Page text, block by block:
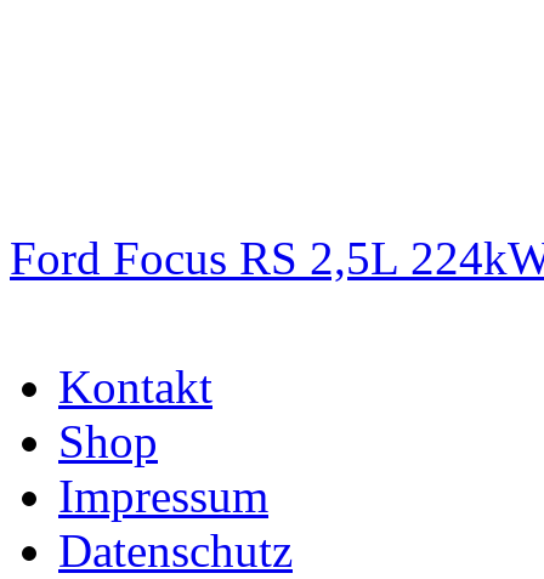
Ford Focus RS 2,5L
Kontakt
Shop
Impressum
Datenschutz